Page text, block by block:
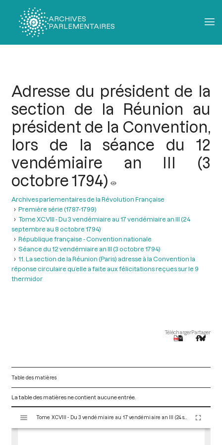
ARCHIVES
PARLEMENTAIRES
Adresse du président de la
section de la Réunion au
président de la Convention,
lors de la séance du 12
vendémiaire an III (3
octobre 1794)
Archives parlementaires de la Révolution Française
Première série (1787-1799)
Tome XCVIII - Du 3 vendémiaire au 17 vendémiaire an III (24
septembre au 8 octobre 1794)
République française - Convention nationale
Séance du 12 vendémiaire an III (3 octobre 1794)
11. La section de la Réunion (Paris) adresse à la Convention la
réponse circulaire qu’elle a faite aux félicitations reçues sur le 9
thermidor
TéléchargerPartager
Table des matières
La table des matières ne contient aucune entrée.
s